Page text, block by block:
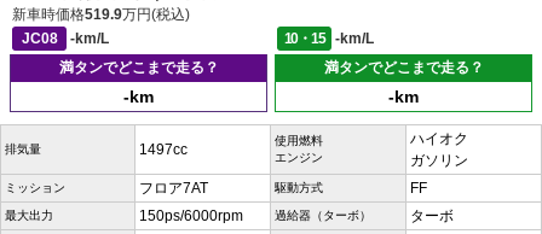
新車時価格519.9万円(税込)
JC08
-km/L 10・15
-km/L
満タンでどこまで走る？
-km
満タンでどこまで走る？
-km
排気量 1497cc
使用燃料
エンジン
ハイオク
ガソリン
ミッション フロア7AT 駆動方式 FF
最大出力 150ps/6000rpm 過給器（ターボ） ターボ